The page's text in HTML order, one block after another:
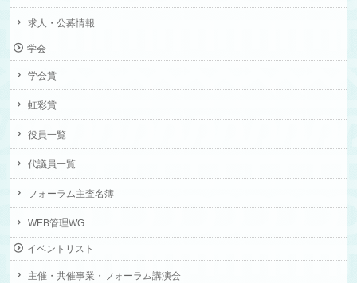
求人・公募情報
学会
学会賞
虹彩賞
役員一覧
代議員一覧
フォーラム主査名簿
WEB管理WG
イベントリスト
主催・共催事業・フォーラム講演会